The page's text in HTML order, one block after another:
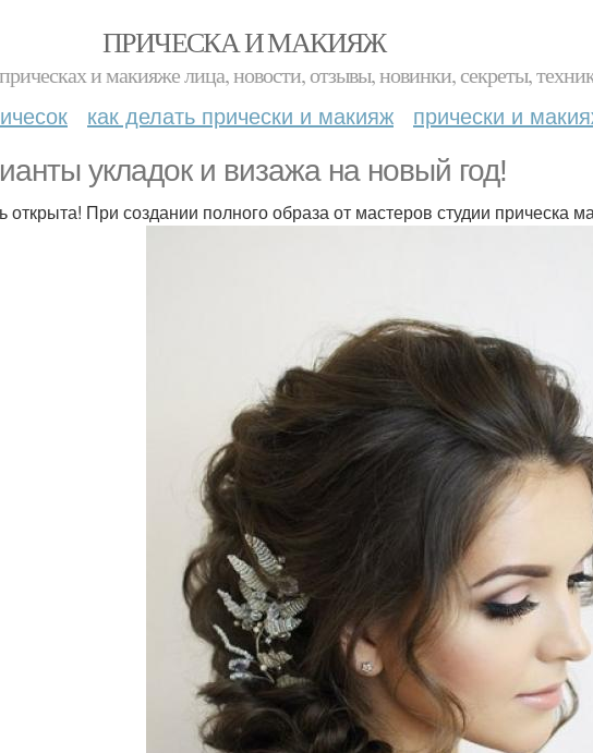
ПРИЧЕСКА И МАКИЯЖ
и макияже лица, новости, отзывы, новинки, секреты,
как делать прически и макияж прически и
укладок и визажа на новый год!
открыта! При создании полного образа от мастеров студии прическа